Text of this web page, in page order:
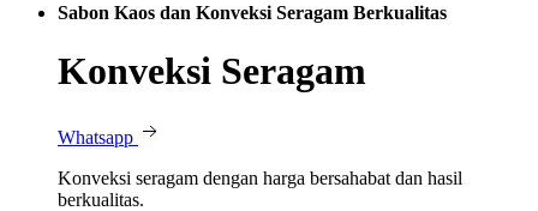
Sabon Kaos dan Konveksi Seragam Berkualitas
Konveksi Seragam
Whatsapp
Konveksi seragam dengan harga bersahabat dan hasil
berkualitas.